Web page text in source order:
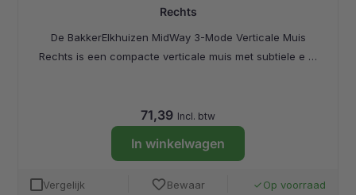
Rechts
De BakkerElkhuizen MidWay 3-Mode Verticale Muis
Rechts is een compacte verticale muis met subtiele e …
71,39 Incl. btw
In winkelwagen
Vergelijk favoriteBewaar done Op voorraad